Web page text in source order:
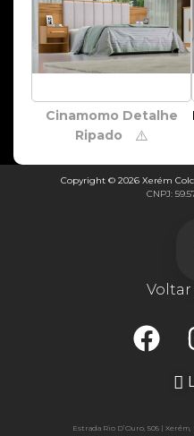
Cinamomo Detalhe
Ripado
⚠️
Voltar
Copyright © 2026 Xerém
CNPJ:
Estrada Rio D’Ouro, 505 | Xerém,